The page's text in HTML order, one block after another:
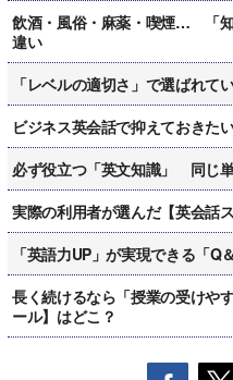
飲酒・風俗・麻薬・喫煙… 「
違い
「レベルの適切さ」で選ばれて
ビジネス英会話で抑えておき
必ず役立つ「英文知識」 同じ
実際の利用者が選んだ【英会話
「英語力UP」が実現できる「Q
長く続けるなら「授業の受けや
ール】はどこ？